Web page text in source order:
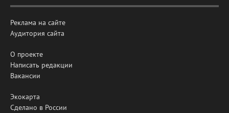
Реклама на сайте
Аудитория сайта
О проекте
Написать редакции
Вакансии
Экокарта
Сделано в России